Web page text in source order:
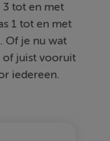
tot en met
1 tot en met
Of je nu wat
of juist vooruit
iedereen.